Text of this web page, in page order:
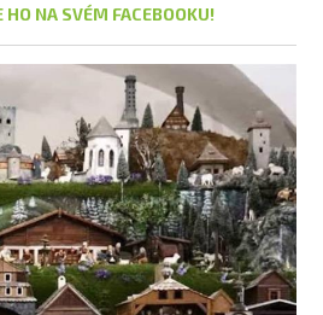
HO NA SVÉM FACEBOOKU!